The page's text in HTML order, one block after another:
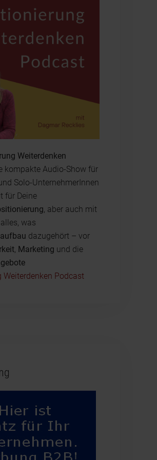
Weiterdenken
kompakte Audio-Show für
Solo-UnternehmerInnen
für Deine
, aber auch mit
was
dazugehört – vor
, Marketing und die
Weiterdenken Podcast